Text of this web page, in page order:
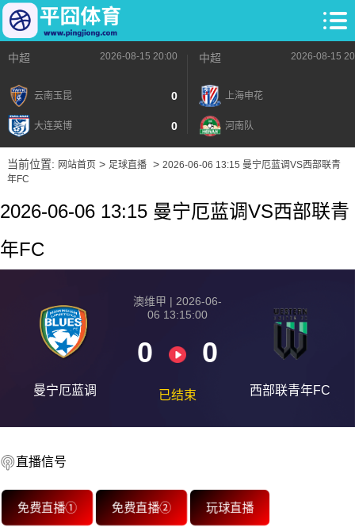
中超 2026-08-15 20:00
云南玉昆 0
大连英博 0
中超 2026-08-15
上海申花
河南队
当前位置: 网站首页> 足球直播> 2026-06-06 13:15 曼宁厄蓝调VS西部联青
年FC
2026-06-06 13:15 曼宁厄蓝调VS西部联青
年FC
曼宁厄蓝调
澳维甲 | 2026-06-
06 13:15:00
0 0
已结束 西部联青年FC
直播信号
免费直播① 免费直播② 玩球直播
2026-08-15 【澳维甲】 曼宁厄蓝调VS西部联青年FC